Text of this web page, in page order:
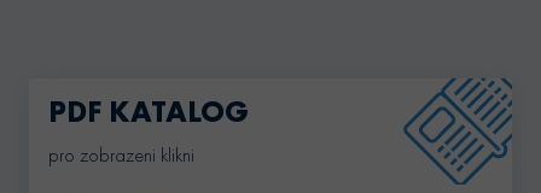
PDF KATALOG
pro zobrazeni klikni